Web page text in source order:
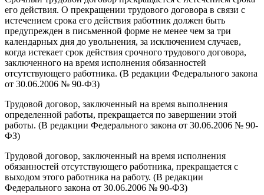
его действия. О прекращении трудового договора в связи с
истечением срока его действия работник должен быть
предупрежден в письменной форме не менее чем за три
календарных дня до увольнения, за исключением случаев,
когда истекает срок действия срочного трудового договора,
заключенного на время исполнения обязанностей
отсутствующего работника. (В редакции Федерального закона
от 30.06.2006 № 90-ФЗ)
Трудовой договор, заключенный на время выполнения
определенной работы, прекращается по завершении этой
работы. (В редакции Федерального закона от 30.06.2006 № 90-
ФЗ)
Трудовой договор, заключенный на время исполнения
обязанностей отсутствующего работника, прекращается с
выходом этого работника на работу. (В редакции
Федерального закона от 30.06.2006 № 90-ФЗ)